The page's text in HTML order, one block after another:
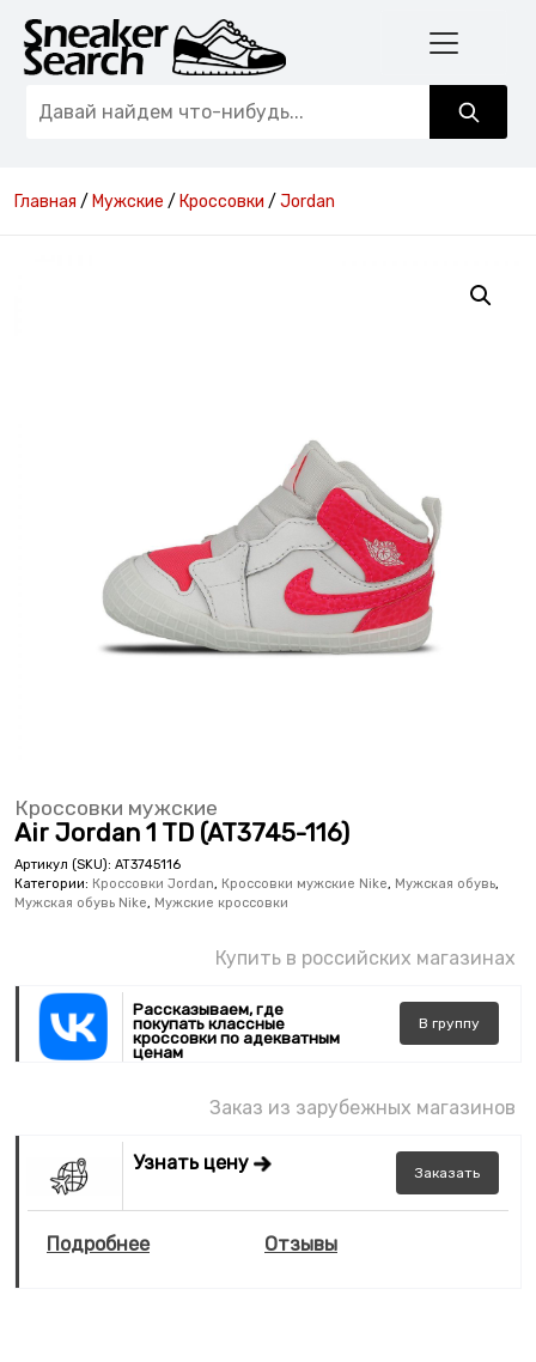
Главная / Мужские / Кроссовки / Jordan
Кроссовки мужские
Air Jordan 1 TD (AT3745-116)
Артикул (SKU): AT3745116
Категории: Кроссовки Jordan, Кроссовки мужские Nike, Мужская обувь,
Мужская обувь Nike, Мужские кроссовки
Купить в российских магазинах
Рассказываем, где
покупать классные
кроссовки по адекватным
ценам
В группу
Заказ из зарубежных магазинов
Узнать цену Заказать
Подробнее Отзывы